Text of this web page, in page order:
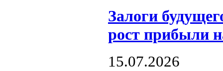
Залоги
рост прибыли
15.07.2026